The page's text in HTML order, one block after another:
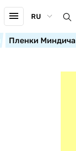
RU
Пленки Миндича